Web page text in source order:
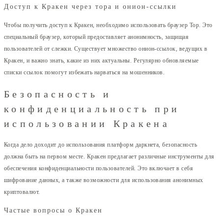
Доступ к Кракен через тора и онион-ссылки
Чтобы получить доступ к Кракен, необходимо использовать браузер Тор. Это
специальный браузер, который предоставляет анонимность, защищая
пользователей от слежки. Существует множество онион-ссылок, ведущих в
Кракен, и важно знать, какие из них актуальны. Регулярно обновляемые
списки ссылок помогут избежать нарваться на мошенников.
Безопасность и
конфиденциальность при
использовании Кракена
Когда дело доходит до использования платформ даркнета, безопасность
должна быть на первом месте. Кракен предлагает различные инструменты для
обеспечения конфиденциальности пользователей. Это включает в себя
шифрование данных, а также возможности для использования анонимных
криптовалют.
Частые вопросы о Кракен